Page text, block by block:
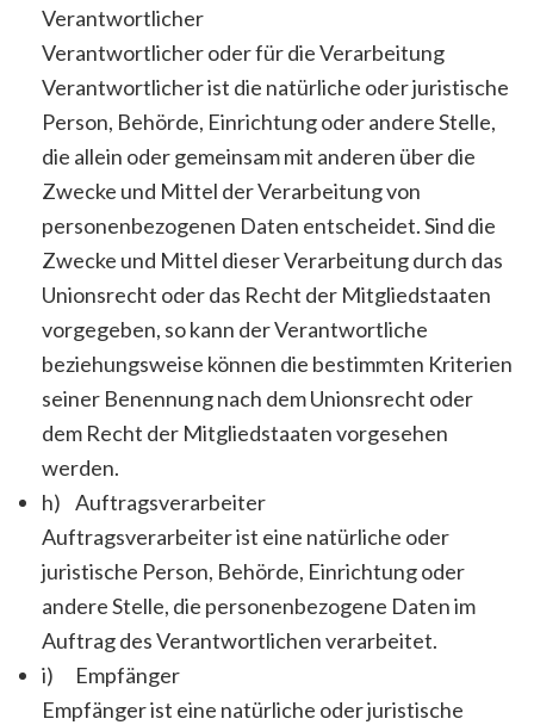
Verantwortlicher
Verantwortlicher oder für die Verarbeitung
Verantwortlicher ist die natürliche oder juristische
Person, Behörde, Einrichtung oder andere Stelle,
die allein oder gemeinsam mit anderen über die
Zwecke und Mittel der Verarbeitung von
personenbezogenen Daten entscheidet. Sind die
Zwecke und Mittel dieser Verarbeitung durch das
Unionsrecht oder das Recht der Mitgliedstaaten
vorgegeben, so kann der Verantwortliche
beziehungsweise können die bestimmten Kriterien
seiner Benennung nach dem Unionsrecht oder
dem Recht der Mitgliedstaaten vorgesehen
werden.
h) Auftragsverarbeiter
Auftragsverarbeiter ist eine natürliche oder
juristische Person, Behörde, Einrichtung oder
andere Stelle, die personenbezogene Daten im
Auftrag des Verantwortlichen verarbeitet.
i) Empfänger
Empfänger ist eine natürliche oder juristische